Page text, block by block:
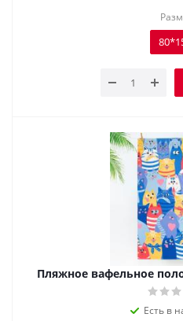
Пляжное вафельное
Есть в